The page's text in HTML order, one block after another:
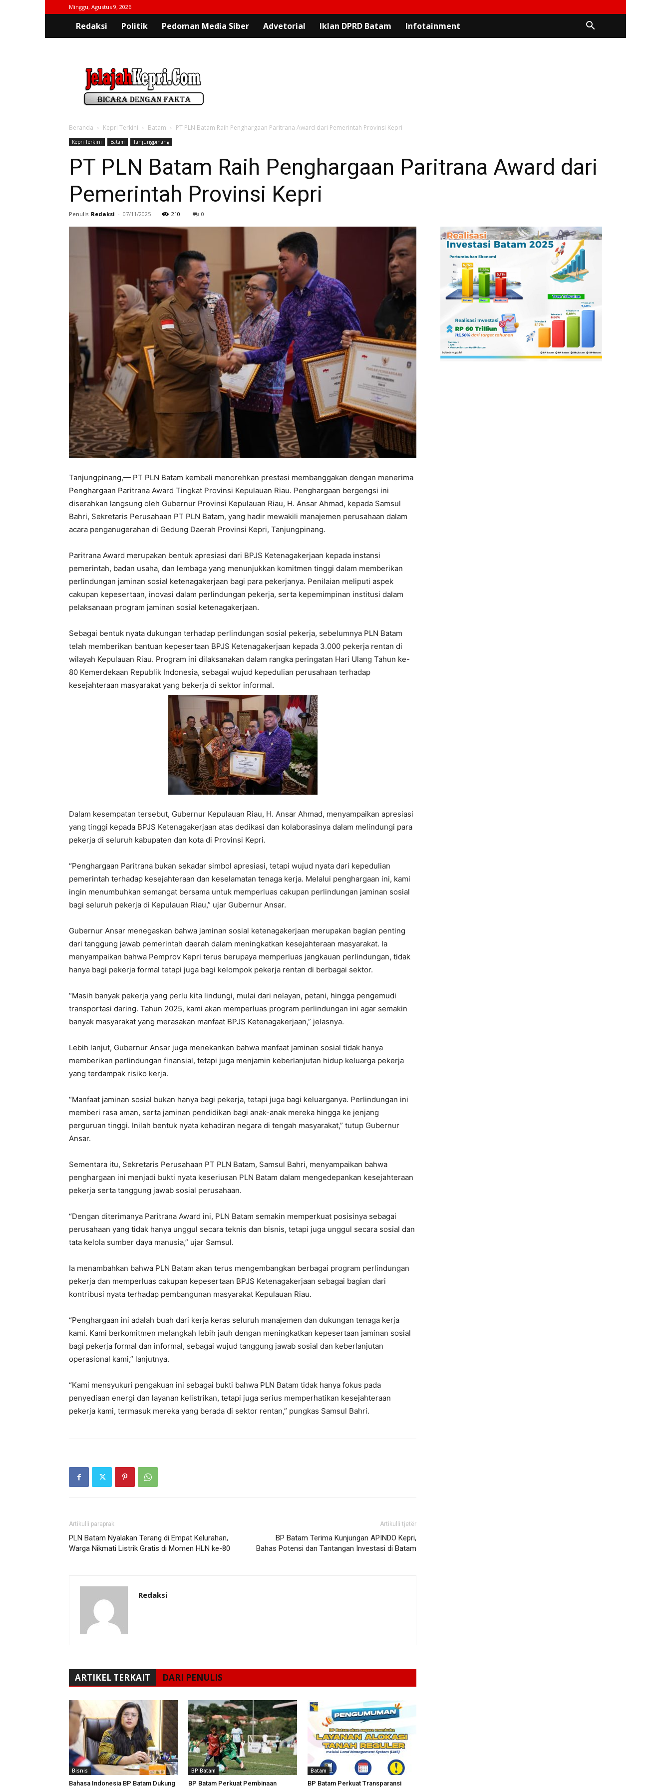
Minggu, Agustus 9, 2026
Redaksi Politik Pedoman Media Siber Advetorial Iklan DPRD Batam Infotainment
Beranda Kepri Terkini Batam PT PLN Batam Raih Penghargaan Paritrana Award dari Pemerintah Provinsi Kepri
Kepri Terkini Batam Tanjungpinang
PT PLN Batam Raih Penghargaan Paritrana Award dari
Pemerintah Provinsi Kepri
Penulis Redaksi - 07/11/2025 210 0
Tanjungpinang,— ‎PT PLN Batam kembali menorehkan prestasi membanggakan dengan menerima
Penghargaan Paritrana Award Tingkat Provinsi Kepulauan Riau. Penghargaan bergengsi ini
diserahkan langsung oleh Gubernur Provinsi Kepulauan Riau, H. Ansar Ahmad, kepada Samsul
Bahri, Sekretaris Perusahaan PT PLN Batam, yang hadir mewakili manajemen perusahaan dalam
acara penganugerahan di Gedung Daerah Provinsi Kepri, Tanjungpinang.
Paritrana Award merupakan bentuk apresiasi dari BPJS Ketenagakerjaan kepada instansi
pemerintah, badan usaha, dan lembaga yang menunjukkan komitmen tinggi dalam memberikan
perlindungan jaminan sosial ketenagakerjaan bagi para pekerjanya. Penilaian meliputi aspek
cakupan kepesertaan, inovasi dalam perlindungan pekerja, serta kepemimpinan institusi dalam
pelaksanaan program jaminan sosial ketenagakerjaan.
Sebagai bentuk nyata dukungan terhadap perlindungan sosial pekerja, sebelumnya PLN Batam
telah memberikan bantuan kepesertaan BPJS Ketenagakerjaan kepada 3.000 pekerja rentan di
wilayah Kepulauan Riau. Program ini dilaksanakan dalam rangka peringatan Hari Ulang Tahun ke-
80 Kemerdekaan Republik Indonesia, sebagai wujud kepedulian perusahaan terhadap
kesejahteraan masyarakat yang bekerja di sektor informal.
Dalam kesempatan tersebut, Gubernur Kepulauan Riau, H. Ansar Ahmad, menyampaikan apresiasi
yang tinggi kepada BPJS Ketenagakerjaan atas dedikasi dan kolaborasinya dalam melindungi para
pekerja di seluruh kabupaten dan kota di Provinsi Kepri.
“Penghargaan Paritrana bukan sekadar simbol apresiasi, tetapi wujud nyata dari kepedulian
pemerintah terhadap kesejahteraan dan keselamatan tenaga kerja. Melalui penghargaan ini, kami
ingin menumbuhkan semangat bersama untuk memperluas cakupan perlindungan jaminan sosial
bagi seluruh pekerja di Kepulauan Riau,” ujar Gubernur Ansar.
Gubernur Ansar menegaskan bahwa jaminan sosial ketenagakerjaan merupakan bagian penting
dari tanggung jawab pemerintah daerah dalam meningkatkan kesejahteraan masyarakat. Ia
menyampaikan bahwa Pemprov Kepri terus berupaya memperluas jangkauan perlindungan, tidak
hanya bagi pekerja formal tetapi juga bagi kelompok pekerja rentan di berbagai sektor.
“Masih banyak pekerja yang perlu kita lindungi, mulai dari nelayan, petani, hingga pengemudi
transportasi daring. Tahun 2025, kami akan memperluas program perlindungan ini agar semakin
banyak masyarakat yang merasakan manfaat BPJS Ketenagakerjaan,” jelasnya.
Lebih lanjut, Gubernur Ansar juga menekankan bahwa manfaat jaminan sosial tidak hanya
memberikan perlindungan finansial, tetapi juga menjamin keberlanjutan hidup keluarga pekerja
yang terdampak risiko kerja.
“Manfaat jaminan sosial bukan hanya bagi pekerja, tetapi juga bagi keluarganya. Perlindungan ini
memberi rasa aman, serta jaminan pendidikan bagi anak-anak mereka hingga ke jenjang
perguruan tinggi. Inilah bentuk nyata kehadiran negara di tengah masyarakat,” tutup Gubernur
Ansar.
Sementara itu, Sekretaris Perusahaan PT PLN Batam, Samsul Bahri, menyampaikan bahwa
penghargaan ini menjadi bukti nyata keseriusan PLN Batam dalam mengedepankan kesejahteraan
pekerja serta tanggung jawab sosial perusahaan.
“Dengan diterimanya Paritrana Award ini, PLN Batam semakin memperkuat posisinya sebagai
perusahaan yang tidak hanya unggul secara teknis dan bisnis, tetapi juga unggul secara sosial dan
tata kelola sumber daya manusia,” ujar Samsul.
Ia menambahkan bahwa PLN Batam akan terus mengembangkan berbagai program perlindungan
pekerja dan memperluas cakupan kepesertaan BPJS Ketenagakerjaan sebagai bagian dari
kontribusi nyata terhadap pembangunan masyarakat Kepulauan Riau.
“Penghargaan ini adalah buah dari kerja keras seluruh manajemen dan dukungan tenaga kerja
kami. Kami berkomitmen melangkah lebih jauh dengan meningkatkan kepesertaan jaminan sosial
bagi pekerja formal dan informal, sebagai wujud tanggung jawab sosial dan keberlanjutan
operasional kami,” lanjutnya.
“Kami mensyukuri pengakuan ini sebagai bukti bahwa PLN Batam tidak hanya fokus pada
penyediaan energi dan layanan kelistrikan, tetapi juga serius memperhatikan kesejahteraan
pekerja kami, termasuk mereka yang berada di sektor rentan,” pungkas Samsul Bahri.
Artikulli paraprak
PLN Batam Nyalakan Terang di Empat Kelurahan,
Warga Nikmati Listrik Gratis di Momen HLN ke-80
Artikulli tjetër
BP Batam Terima Kunjungan APINDO Kepri,
Bahas Potensi dan Tantangan Investasi di Batam
Redaksi
ARTIKEL TERKAIT DARI PENULIS
Bisnis
Bahasa Indonesia BP Batam Dukung
BP Batam
BP Batam Perkuat Pembinaan
Batam
BP Batam Perkuat Transparansi